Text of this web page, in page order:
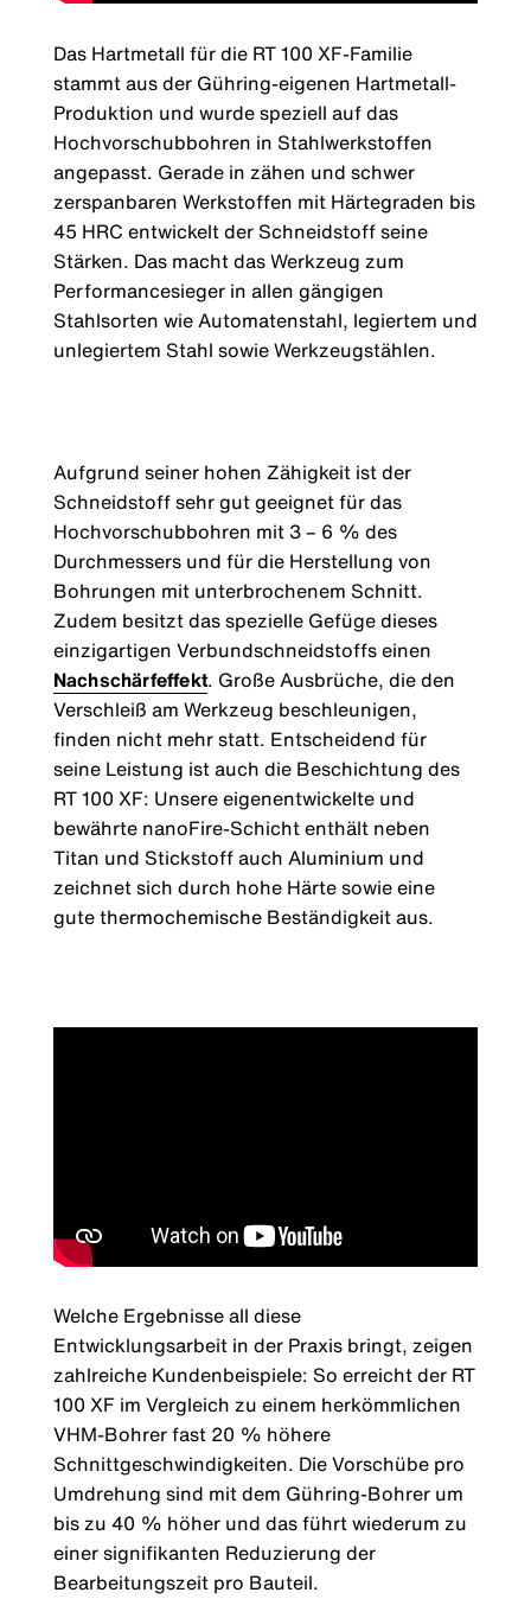
Das Hartmetall für die RT 100 XF-Familie
stammt aus der Gühring-eigenen Hartmetall-
Produktion und wurde speziell auf das
Hochvorschubbohren in Stahlwerkstoffen
angepasst. Gerade in zähen und schwer
zerspanbaren Werkstoffen mit Härtegraden bis
45 HRC entwickelt der Schneidstoff seine
Stärken. Das macht das Werkzeug zum
Performancesieger in allen gängigen
Stahlsorten wie Automatenstahl, legiertem und
unlegiertem Stahl sowie Werkzeugstählen.
Aufgrund seiner hohen Zähigkeit ist der
Schneidstoff sehr gut geeignet für das
Hochvorschubbohren mit 3 – 6 % des
Durchmessers und für die Herstellung von
Bohrungen mit unterbrochenem Schnitt.
Zudem besitzt das spezielle Gefüge dieses
einzigartigen Verbundschneidstoffs einen
Nachschärfeffekt. Große Ausbrüche, die den
Verschleiß am Werkzeug beschleunigen,
finden nicht mehr statt. Entscheidend für
seine Leistung ist auch die Beschichtung des
RT 100 XF: Unsere eigenentwickelte und
bewährte nanoFire-Schicht enthält neben
Titan und Stickstoff auch Aluminium und
zeichnet sich durch hohe Härte sowie eine
gute thermochemische Beständigkeit aus.
Welche Ergebnisse all diese
Entwicklungsarbeit in der Praxis bringt, zeigen
zahlreiche Kundenbeispiele: So erreicht der RT
100 XF im Vergleich zu einem herkömmlichen
VHM-Bohrer fast 20 % höhere
Schnittgeschwindigkeiten. Die Vorschübe pro
Umdrehung sind mit dem Gühring-Bohrer um
bis zu 40 % höher und das führt wiederum zu
einer signifikanten Reduzierung der
Bearbeitungszeit pro Bauteil.